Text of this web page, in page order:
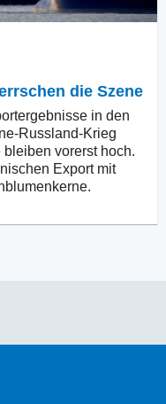
die Szene
in den
Russland-Krieg
vorerst hoch.
Export mit